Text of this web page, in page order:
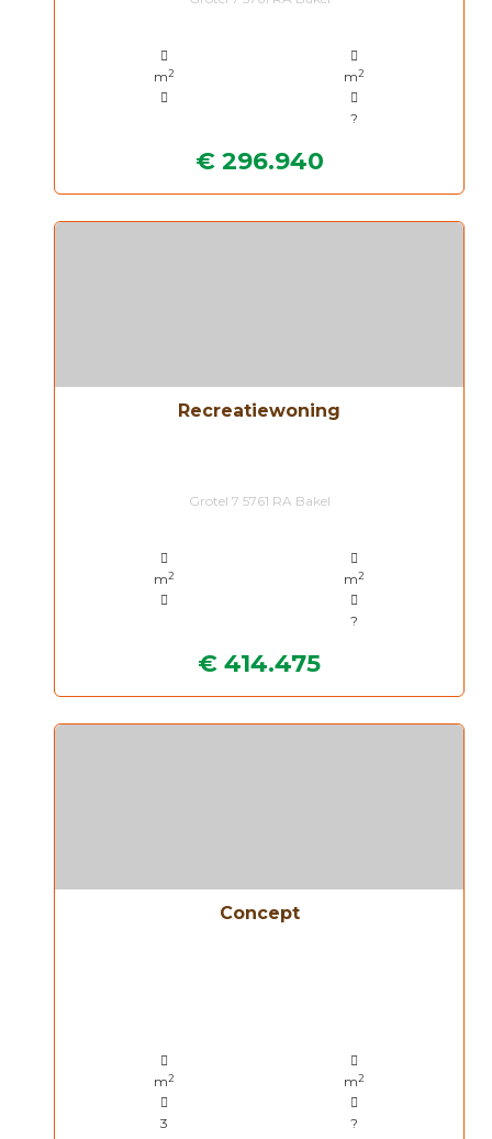
m2 m2
?
€ 296.940
Recreatiewoning
Grotel 7 5761 RA Bakel
m2 m2
?
€ 414.475
Concept
m2 m2
3 ?